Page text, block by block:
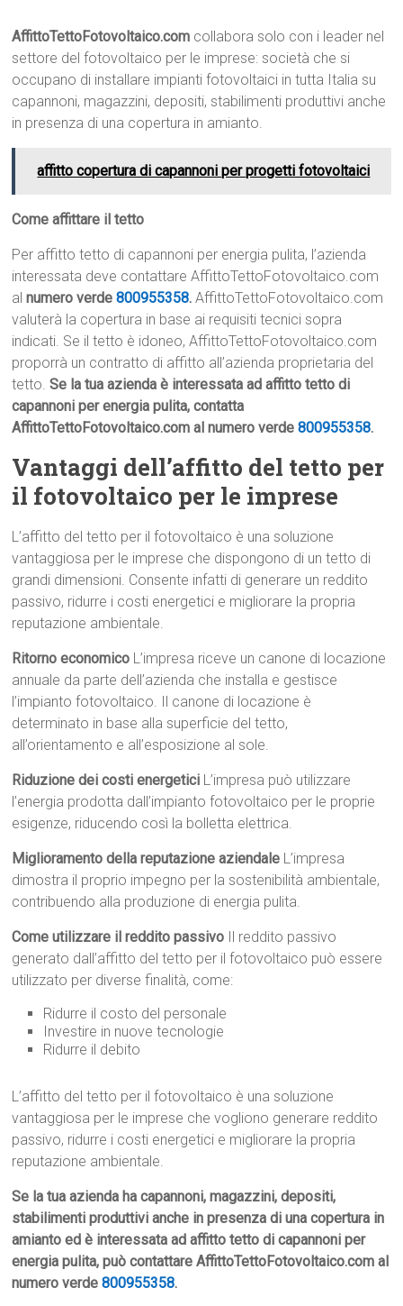
AffittoTettoFotovoltaico.com collabora solo con i leader nel
settore del fotovoltaico per le imprese: società che si
occupano di installare impianti fotovoltaici in tutta Italia su
capannoni, magazzini, depositi, stabilimenti produttivi anche
in presenza di una copertura in amianto.
affitto copertura di capannoni per progetti fotovoltaici
Come affittare il tetto
Per affitto tetto di capannoni per energia pulita, l’azienda
interessata deve contattare AffittoTettoFotovoltaico.com
alnumero verde800955358. AffittoTettoFotovoltaico.com
valuterà la copertura in base ai requisiti tecnici sopra
indicati. Se il tetto è idoneo, AffittoTettoFotovoltaico.com
proporrà un contratto di affitto all’azienda proprietaria del
tetto.Se la tua azienda è interessata ad affitto tetto di
capannoni per energia pulita, contatta
AffittoTettoFotovoltaico.com al numero verde800955358.
Vantaggi dell’affitto del tetto per
il fotovoltaico per le imprese
L’affitto del tetto per il fotovoltaico è una soluzione
vantaggiosa per le imprese che dispongono di un tetto di
grandi dimensioni. Consente infatti di generare un reddito
passivo, ridurre i costi energetici e migliorare la propria
reputazione ambientale.
Ritorno economico L’impresa riceve un canone di locazione
annuale da parte dell’azienda che installa e gestisce
l’impianto fotovoltaico. Il canone di locazione è
determinato in base alla superficie del tetto,
all’orientamento e all’esposizione al sole.
Riduzione dei costi energetici L’impresa può utilizzare
l’energia prodotta dall’impianto fotovoltaico per le proprie
esigenze, riducendo così la bolletta elettrica.
Miglioramento della reputazione aziendale L’impresa
dimostra il proprio impegno per la sostenibilità ambientale,
contribuendo alla produzione di energia pulita.
Come utilizzare il reddito passivo Il reddito passivo
generato dall’affitto del tetto per il fotovoltaico può essere
utilizzato per diverse finalità, come:
Ridurre il costo del personale
Investire in nuove tecnologie
Ridurre il debito
L’affitto del tetto per il fotovoltaico è una soluzione
vantaggiosa per le imprese che vogliono generare reddito
passivo, ridurre i costi energetici e migliorare la propria
reputazione ambientale.
Se la tua azienda ha capannoni, magazzini, depositi,
stabilimenti produttivi anche in presenza di una copertura in
amianto ed è interessata ad affitto tetto di capannoni per
energia pulita, può contattare AffittoTettoFotovoltaico.com al
numero verde800955358.